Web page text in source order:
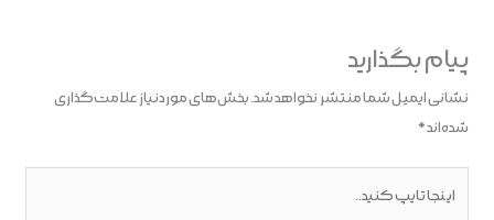
پیام بگذارید
نشانی ایمیل شما منتشر نخواهد شد.بخش‌های موردنیاز علامت‌گذاری
شده‌اند*